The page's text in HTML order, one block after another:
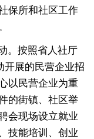
保所和社区工作
。按照省人社厅
开展的民营企业招
以民营企业为重
的街镇、社区举
会现场设立就业
技能培训、创业